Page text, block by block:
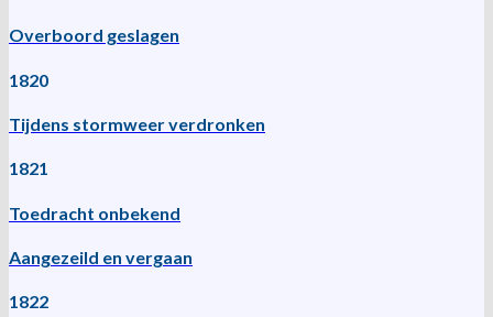
Overboord geslagen
1820
Tijdens stormweer verdronken
1821
Toedracht onbekend
Aangezeild en vergaan
1822